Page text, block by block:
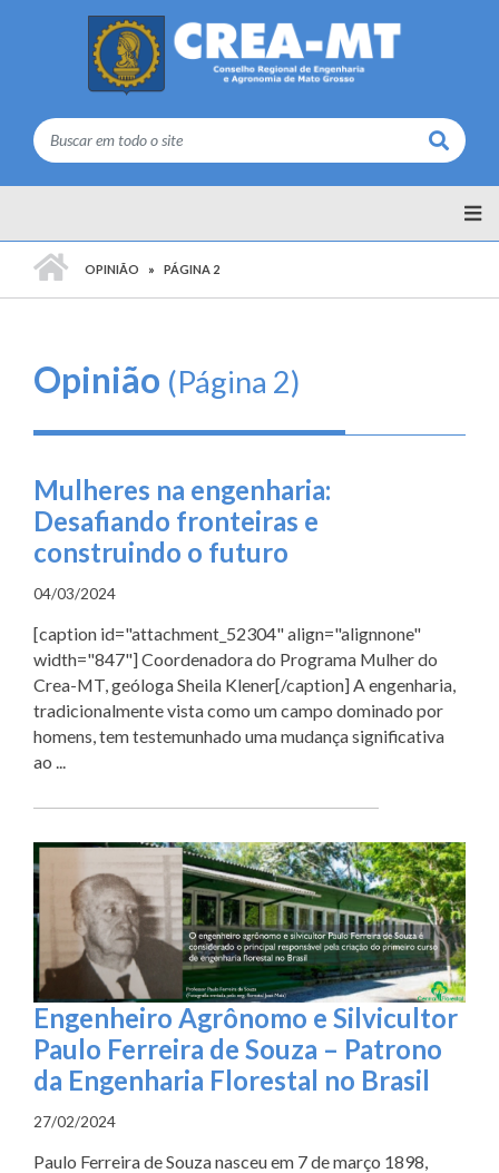
Buscar
OPINIÃO PÁGINA 2
Opinião (Página 2)
Mulheres na engenharia:
Desafiando fronteiras e
construindo o futuro
04/03/2024
[caption id="attachment_52304" align="alignnone"
width="847"] Coordenadora do Programa Mulher do
Crea-MT, geóloga Sheila Klener[/caption] A engenharia,
tradicionalmente vista como um campo dominado por
homens, tem testemunhado uma mudança significativa
ao ...
Engenheiro Agrônomo e Silvicultor
Paulo Ferreira de Souza – Patrono
da Engenharia Florestal no Brasil
27/02/2024
Paulo Ferreira de Souza nasceu em 7 de março 1898,